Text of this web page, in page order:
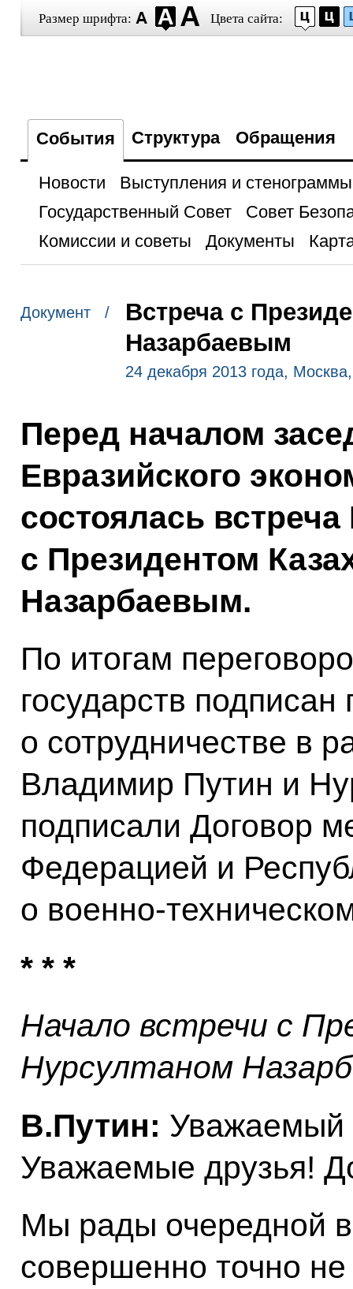
Размер шрифта: Цвета сайта:
События Структура Обращения
Новости
Выступления и стенограммы
Государственный Совет
Совет
Комиссии и советы
Документы
Документ /
Встреча с
Назарбаевым
24 декабря 2013 года,
Перед началом
Евразийского
состоялась
с Президентом
Назарбаевым.
По итогам
государств подписан
о сотрудничестве в
Владимир Путин и
подписали Договор
Федерацией и
о военно-
* * *
Начало встречи с
Нурсултаном
В.Путин: Уважаемый
Уважаемые друзья!
Мы рады очередной
совершенно точно